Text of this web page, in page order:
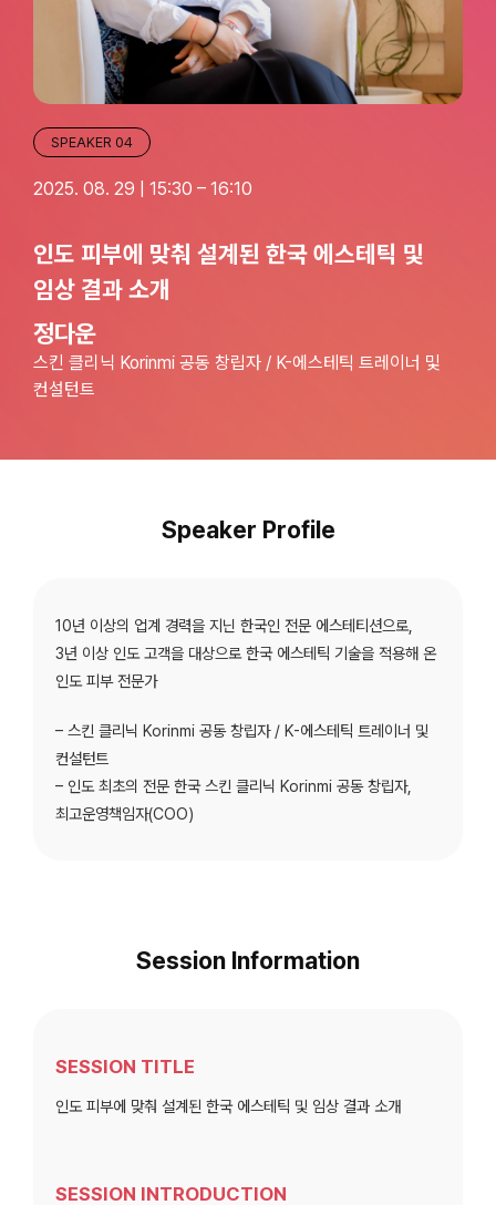
SPEAKER 04
2025. 08. 29 | 15:30 – 16:10
인도 피부에 맞춰 설계된 한국 에스테틱 및
임상 결과 소개
정다운
스킨 클리닉 Korinmi 공동 창립자 / K-에스테틱 트레이너 및
컨설턴트
Speaker Profile
10년 이상의 업계 경력을 지닌 한국인 전문 에스테티션으로,
3년 이상 인도 고객을 대상으로 한국 에스테틱 기술을 적용해 온
인도 피부 전문가
– 스킨 클리닉 Korinmi 공동 창립자 / K-에스테틱 트레이너 및
컨설턴트
– 인도 최초의 전문 한국 스킨 클리닉 Korinmi 공동 창립자,
최고운영책임자(COO)
Session Information
SESSION TITLE
인도 피부에 맞춰 설계된 한국 에스테틱 및 임상 결과 소개
SESSION INTRODUCTION